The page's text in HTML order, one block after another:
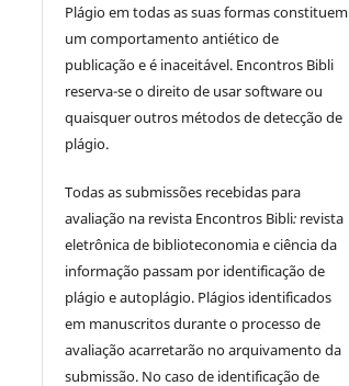
Plágio em todas as suas formas constituem
um comportamento antiético de
publicação e é inaceitável. Encontros Bibli
reserva-se o direito de usar software ou
quaisquer outros métodos de detecção de
plágio.
Todas as submissões recebidas para
avaliação na revista Encontros Bibli: revista
eletrônica de biblioteconomia e ciência da
informação passam por identificação de
plágio e autoplágio. Plágios identificados
em manuscritos durante o processo de
avaliação acarretarão no arquivamento da
submissão. No caso de identificação de